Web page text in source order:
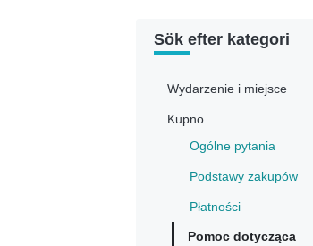
Sök efter kategori
Wydarzenie i miejsce
Kupno
Ogólne pytania
Podstawy zakupów
Płatności
Pomoc dotycząca